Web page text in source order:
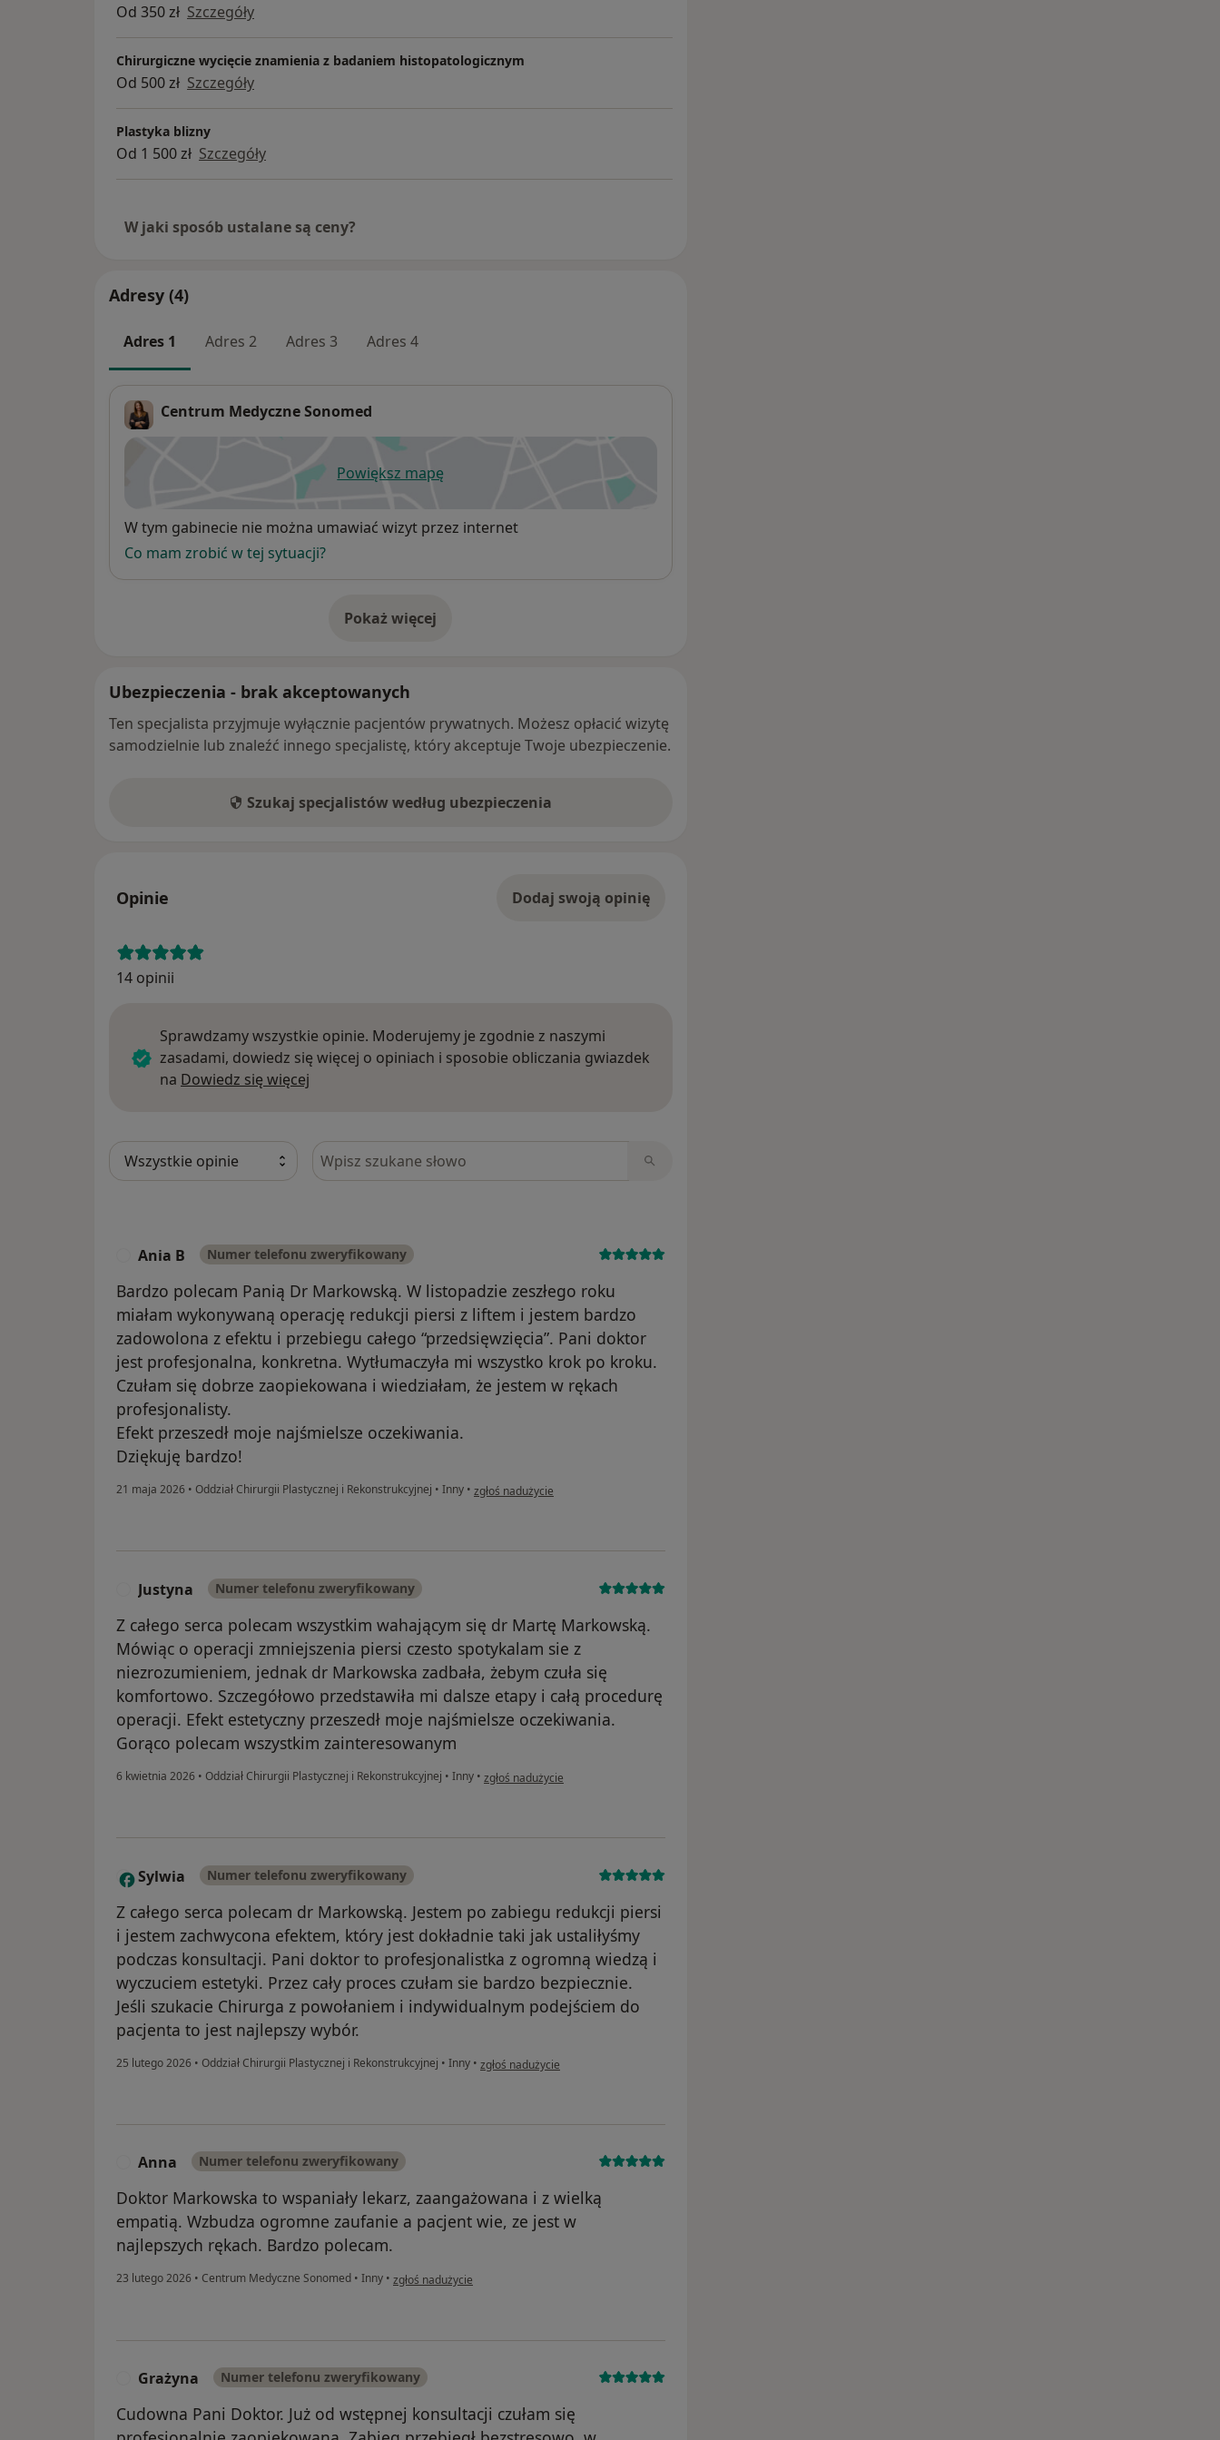
Od 350 zł Szczegóły
Chirurgiczne wycięcie znamienia z badaniem histopatologicznym
Od 500 zł Szczegóły
Plastyka blizny
Od 1 500 zł Szczegóły
W jaki sposób ustalane są ceny?
Adresy (4)
Adres 1 Adres 2 Adres 3 Adres 4
Centrum Medyczne Sonomed
Powiększ mapęotwiera się w nowej karcie
Dostępność
W tym gabinecie nie można umawiać wizyt przez internet
Co mam zrobić w tej sytuacji?
Pokaż więcej
o adresie
Ubezpieczenia - brak akceptowanych
Ten specjalista przyjmuje wyłącznie pacjentów prywatnych. Możesz opłacić wizytę
samodzielnie lub znaleźć innego specjalistę, który akceptuje Twoje ubezpieczenie.
Szukaj specjalistów według ubezpieczenia
Opinie Dodaj swoją opinię
14 opinii
Sprawdzamy wszystkie opinie. Moderujemy je zgodnie z naszymi
zasadami, dowiedz się więcej o opiniach i sposobie obliczania gwiazdek
na Dowiedz się więcej
Szukaj w opiniach
Ania B Numer telefonu zweryfikowany
Bardzo polecam Panią Dr Markowską. W listopadzie zeszłego roku
miałam wykonywaną operację redukcji piersi z liftem i jestem bardzo
zadowolona z efektu i przebiegu całego “przedsięwzięcia”. Pani doktor
jest profesjonalna, konkretna. Wytłumaczyła mi wszystko krok po kroku.
Czułam się dobrze zaopiekowana i wiedziałam, że jestem w rękach
profesjonalisty.
Efekt przeszedł moje najśmielsze oczekiwania.
Dziękuję bardzo!
21 maja 2026 • Oddział Chirurgii Plastycznej i Rekonstrukcyjnej • Inny • w opinii użytkownika Ania B
zgłoś nadużycie
Justyna Numer telefonu zweryfikowany
Z całego serca polecam wszystkim wahającym się dr Martę Markowską.
Mówiąc o operacji zmniejszenia piersi czesto spotykalam sie z
niezrozumieniem, jednak dr Markowska zadbała, żebym czuła się
komfortowo. Szczegółowo przedstawiła mi dalsze etapy i całą procedurę
operacji. Efekt estetyczny przeszedł moje najśmielsze oczekiwania.
Gorąco polecam wszystkim zainteresowanym
6 kwietnia 2026 • Oddział Chirurgii Plastycznej i Rekonstrukcyjnej • Inny • w opinii użytkownika Justyna
zgłoś nadużycie
S Sylwia Numer telefonu zweryfikowany
Z całego serca polecam dr Markowską. Jestem po zabiegu redukcji piersi
i jestem zachwycona efektem, który jest dokładnie taki jak ustaliłyśmy
podczas konsultacji. Pani doktor to profesjonalistka z ogromną wiedzą i
wyczuciem estetyki. Przez cały proces czułam sie bardzo bezpiecznie.
Jeśli szukacie Chirurga z powołaniem i indywidualnym podejściem do
pacjenta to jest najlepszy wybór.
25 lutego 2026 • Oddział Chirurgii Plastycznej i Rekonstrukcyjnej • Inny • w opinii użytkownika Sylwia
zgłoś nadużycie
Anna Numer telefonu zweryfikowany
Doktor Markowska to wspaniały lekarz, zaangażowana i z wielką
empatią. Wzbudza ogromne zaufanie a pacjent wie, ze jest w
najlepszych rękach. Bardzo polecam.
23 lutego 2026 • Centrum Medyczne Sonomed • Inny • w opinii użytkownika Anna
zgłoś nadużycie
Grażyna Numer telefonu zweryfikowany
Cudowna Pani Doktor. Już od wstępnej konsultacji czułam się